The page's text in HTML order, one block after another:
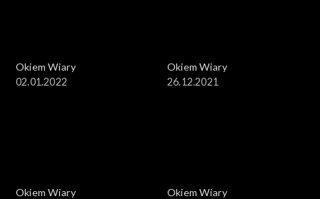
Okiem Wiary
02.01.2022
Okiem Wiary
26.12.2021
Okiem Wiary
Okiem Wiary